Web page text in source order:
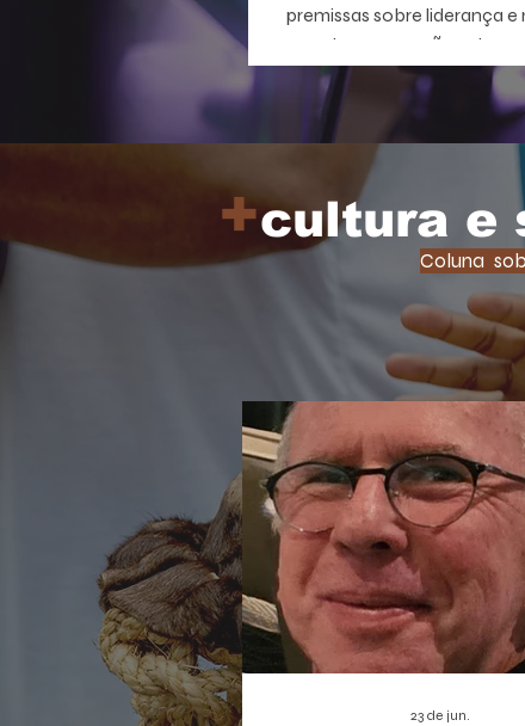
premissas sobre liderança e
perguntas que eu não estou
responder".
+cultura e
Coluna
23 de jun.